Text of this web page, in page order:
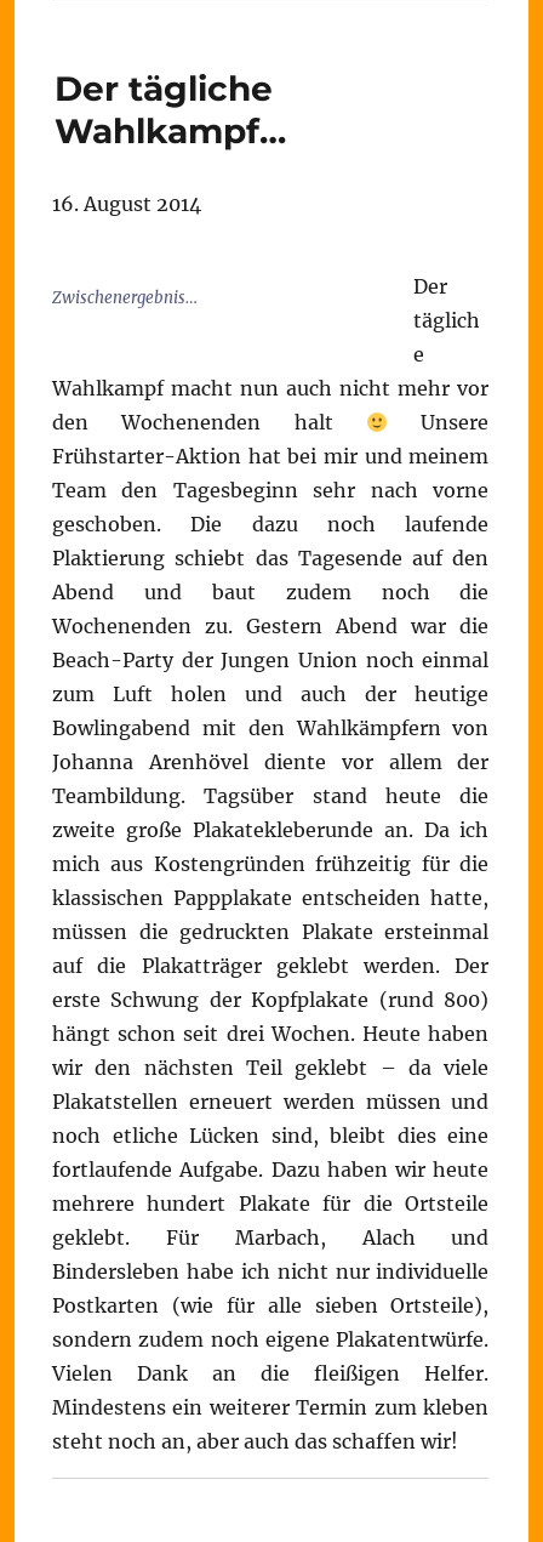
Der tägliche
Wahlkampf…
16. August 2014
Zwischenergebnis…
Der
täglich
e
Wahlkampf macht nun auch nicht mehr vor
den Wochenenden halt
Unsere
Frühstarter-Aktion hat bei mir und meinem
Team den Tagesbeginn sehr nach vorne
geschoben. Die dazu noch laufende
Plaktierung schiebt das Tagesende auf den
Abend und baut zudem noch die
Wochenenden zu. Gestern Abend war die
Beach-Party der Jungen Union noch einmal
zum Luft holen und auch der heutige
Bowlingabend mit den Wahlkämpfern von
Johanna Arenhövel diente vor allem der
Teambildung. Tagsüber stand heute die
zweite große Plakatekleberunde an. Da ich
mich aus Kostengründen frühzeitig für die
klassischen Pappplakate entscheiden hatte,
müssen die gedruckten Plakate ersteinmal
auf die Plakatträger geklebt werden. Der
erste Schwung der Kopfplakate (rund 800)
hängt schon seit drei Wochen. Heute haben
wir den nächsten Teil geklebt – da viele
Plakatstellen erneuert werden müssen und
noch etliche Lücken sind, bleibt dies eine
fortlaufende Aufgabe. Dazu haben wir heute
mehrere hundert Plakate für die Ortsteile
geklebt. Für Marbach, Alach und
Bindersleben habe ich nicht nur individuelle
Postkarten (wie für alle sieben Ortsteile),
sondern zudem noch eigene Plakatentwürfe.
Vielen Dank an die fleißigen Helfer.
Mindestens ein weiterer Termin zum kleben
steht noch an, aber auch das schaffen wir!